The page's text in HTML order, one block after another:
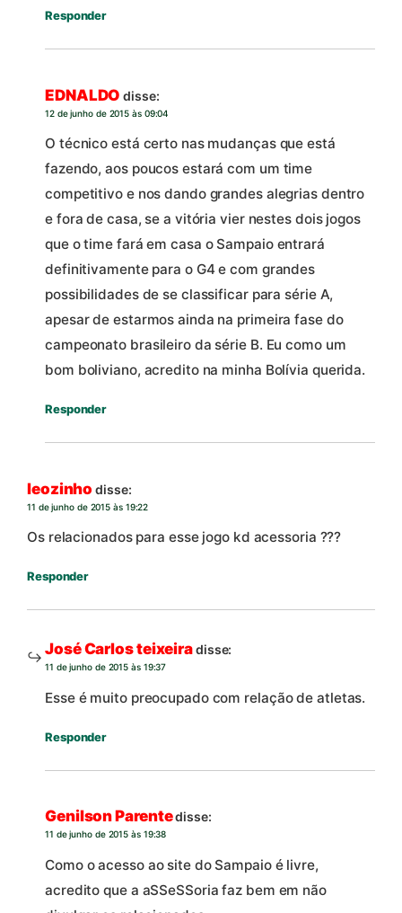
Responder
EDNALDO disse:
12 de junho de 2015 às 09:04
O técnico está certo nas mudanças que está
fazendo, aos poucos estará com um time
competitivo e nos dando grandes alegrias dentro
e fora de casa, se a vitória vier nestes dois jogos
que o time fará em casa o Sampaio entrará
definitivamente para o G4 e com grandes
possibilidades de se classificar para série A,
apesar de estarmos ainda na primeira fase do
campeonato brasileiro da série B. Eu como um
bom boliviano, acredito na minha Bolívia querida.
Responder
leozinho disse:
11 de junho de 2015 às 19:22
Os relacionados para esse jogo kd acessoria ???
Responder
José Carlos teixeiradisse:
11 de junho de 2015 às 19:37
Esse é muito preocupado com relação de atletas.
Responder
Genilson Parentedisse:
11 de junho de 2015 às 19:38
Como o acesso ao site do Sampaio é livre,
acredito que a aSSeSSoria faz bem em não